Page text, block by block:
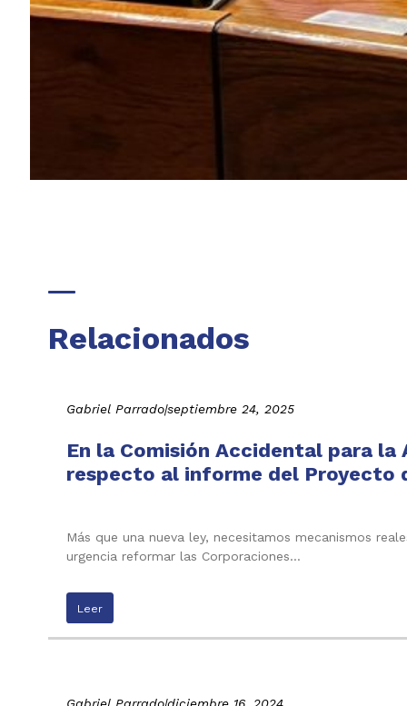
Relacionados
Gabriel Parrado|septiembre 24, 2025
En la Comisión Accidental para
respecto al informe del Proyecto
Más que una nueva ley, necesitamos mecanismos
urgencia reformar las Corporaciones…
Leer